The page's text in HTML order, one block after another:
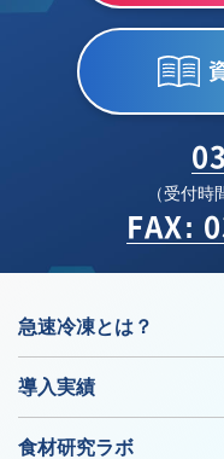
（受付時
FAX:
急速冷凍とは？
導入実績
食材研究ラボ